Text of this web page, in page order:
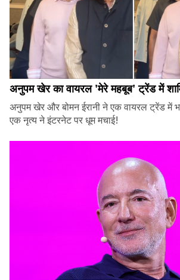
अनुपम खेर का वायरल 'मेरे महबूब' ट्रेंड में
अनुपम खेर और बोमन ईरानी ने एक वायरल ट्रेंड में
एक नृत्य ने इंटरनेट पर धूम मचाई!